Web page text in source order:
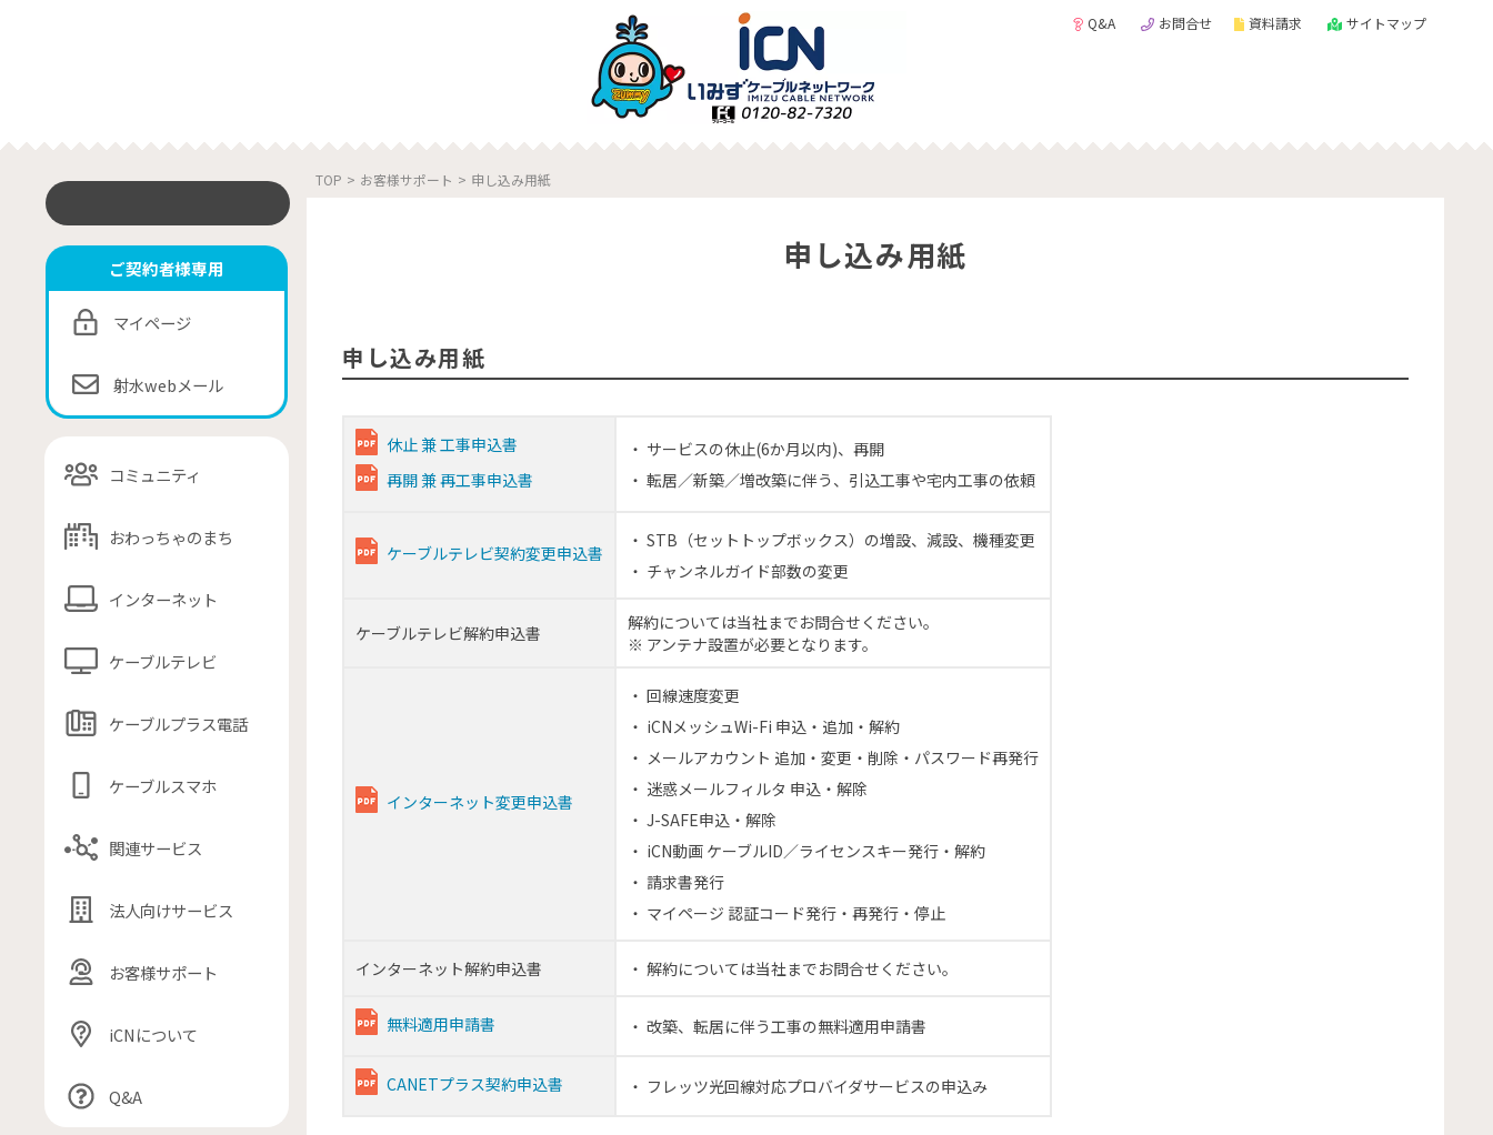
Q&A お問合せ 資料請求 サイトマップ
ご契約者様専用
マイページ
射水webメール
コミュニティ
おわっちゃのまち
インターネット
ケーブルテレビ
ケーブルプラス電話
ケーブルスマホ
関連サービス
法人向けサービス
お客様サポート
iCNについて
Q&A
TOP > お客様サポート > 申し込み用紙
申し込み用紙
申し込み用紙
休止 兼 工事申込書
再開 兼 再工事申込書
サービスの休止(6か月以内)、再開
転居／新築／増改築に伴う、引込工事や宅内工事の依頼
ケーブルテレビ契約変更申込書
STB（セットトップボックス）の増設、減設、機種変更
チャンネルガイド部数の変更
ケーブルテレビ解約申込書
解約については当社までお問合せください。
アンテナ設置が必要となります。
インターネット変更申込書
回線速度変更
iCNメッシュWi-Fi 申込・追加・解約
メールアカウント 追加・変更・削除・パスワード再発行
迷惑メールフィルタ 申込・解除
J-SAFE申込・解除
iCN動画 ケーブルID／ライセンスキー発行・解約
請求書発行
マイページ 認証コード発行・再発行・停止
インターネット解約申込書 解約については当社までお問合せください。
無料適用申請書 改築、転居に伴う工事の無料適用申請書
CANETプラス契約申込書 フレッツ光回線対応プロバイダサービスの申込み